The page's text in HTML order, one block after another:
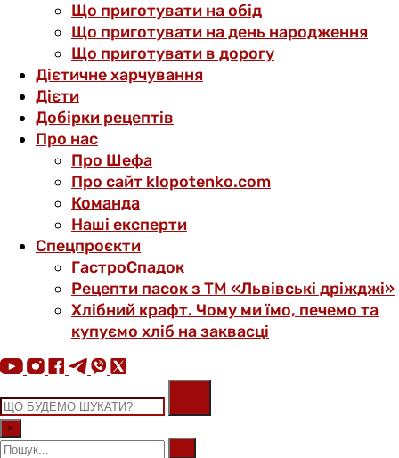
Що приготувати на обід
Що приготувати на день народження
Що приготувати в дорогу
Дієтичне харчування
Дієти
Добірки рецептів
Про нас
Про Шефа
Про сайт klopotenko.com
Команда
Наші експерти
Спецпроєкти
ГастроСпадок
Рецепти пасок з ТМ «Львівські дріжджі»
Хлібний крафт. Чому ми їмо, печемо та
купуємо хліб на заквасці
×